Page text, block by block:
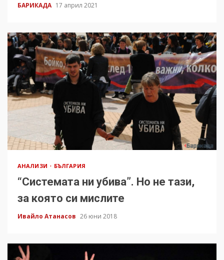
БАРИКАДА 17 април 2021
АНАЛИЗИ БЪЛГАРИЯ
“Системата ни убива”. Но не тази,
за която си мислите
Ивайло Атанасов 26 юни 2018